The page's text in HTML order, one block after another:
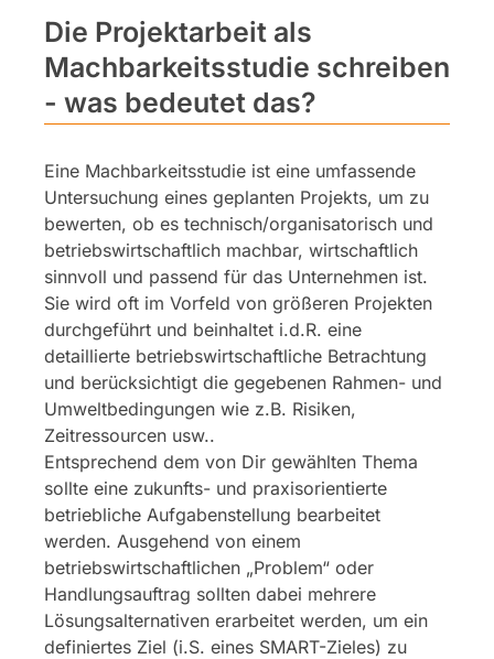
Die Projektarbeit als
Machbarkeitsstudie schreiben
- was bedeutet das?
Eine Machbarkeitsstudie ist eine umfassende
Untersuchung eines geplanten Projekts, um zu
bewerten, ob es technisch/organisatorisch und
betriebswirtschaftlich machbar, wirtschaftlich
sinnvoll und passend für das Unternehmen ist.
Sie wird oft im Vorfeld von größeren Projekten
durchgeführt und beinhaltet i.d.R. eine
detaillierte betriebswirtschaftliche Betrachtung
und berücksichtigt die gegebenen Rahmen- und
Umweltbedingungen wie z.B. Risiken,
Zeitressourcen usw..
Entsprechend dem von Dir gewählten Thema
sollte eine zukunfts- und praxisorientierte
betriebliche Aufgabenstellung bearbeitet
werden. Ausgehend von einem
betriebswirtschaftlichen „Problem“ oder
Handlungsauftrag sollten dabei mehrere
Lösungsalternativen erarbeitet werden, um ein
definiertes Ziel (i.S. eines SMART-Zieles) zu